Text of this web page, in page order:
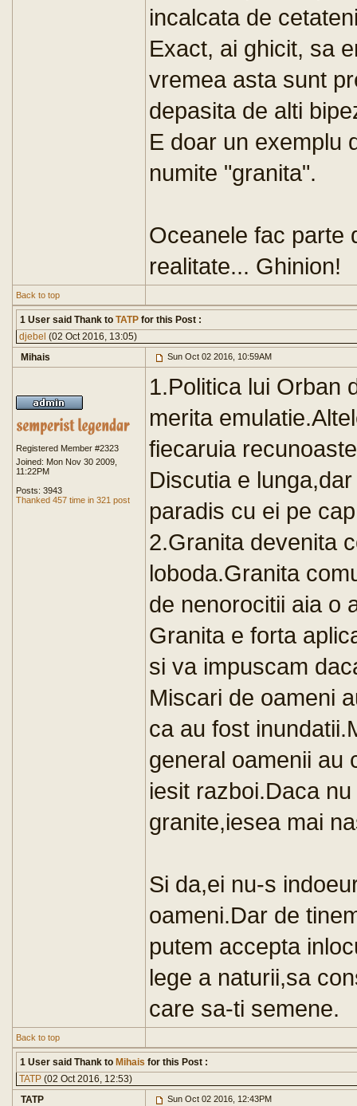
incalcata de
Exact, ai ghicit, sa
vremea asta sunt
depasita de alti
E doar un exemplu
numite "granita".
Oceanele fac parte
realitate... Ghinion!
Back to top
1 User said Thank to TATP for this Post :
djebel (02 Oct 2016, 13:05)
Mihais
Sun Oct 02 2016, 10:59AM
Registered Member #2323
Joined: Mon Nov 30 2009,
11:22PM
Posts: 3943
Thanked 457 time in 321 post
1.Politica lui Orban
merita
fiecaruia
Discutia e
paradis cu ei pe
2.Granita devenita
loboda.Granita
de nenorocitii aia o
Granita e forta
si va impuscam
Miscari de oameni
ca au fost
general oamenii au
iesit razboi.Daca
granite,iesea mai
Si da,ei nu-s
oameni.Dar de
putem accepta
lege a naturii,sa
care sa-ti semene.
Back to top
1 User said Thank to Mihais for this Post :
TATP (02 Oct 2016, 12:53)
TATP
Sun Oct 02 2016, 12:43PM